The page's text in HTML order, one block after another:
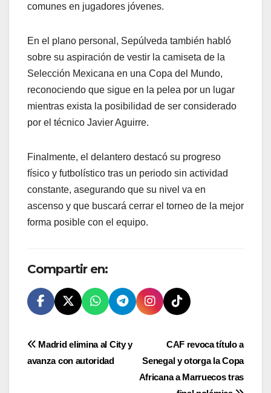
comunes en jugadores jóvenes.
En el plano personal, Sepúlveda también habló
sobre su aspiración de vestir la camiseta de la
Selección Mexicana en una Copa del Mundo,
reconociendo que sigue en la pelea por un lugar
mientras exista la posibilidad de ser considerado
por el técnico Javier Aguirre.
Finalmente, el delantero destacó su progreso
físico y futbolístico tras un periodo sin actividad
constante, asegurando que su nivel va en
ascenso y que buscará cerrar el torneo de la mejor
forma posible con el equipo.
Compartir en:
Navegación
CAF revoca título a
Senegal y otorga la Copa
Africana a Marruecos tras
Madrid elimina al City y
avanza con autoridad